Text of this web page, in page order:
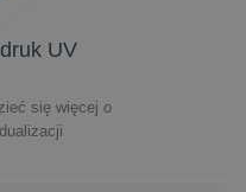
UV
się więcej o